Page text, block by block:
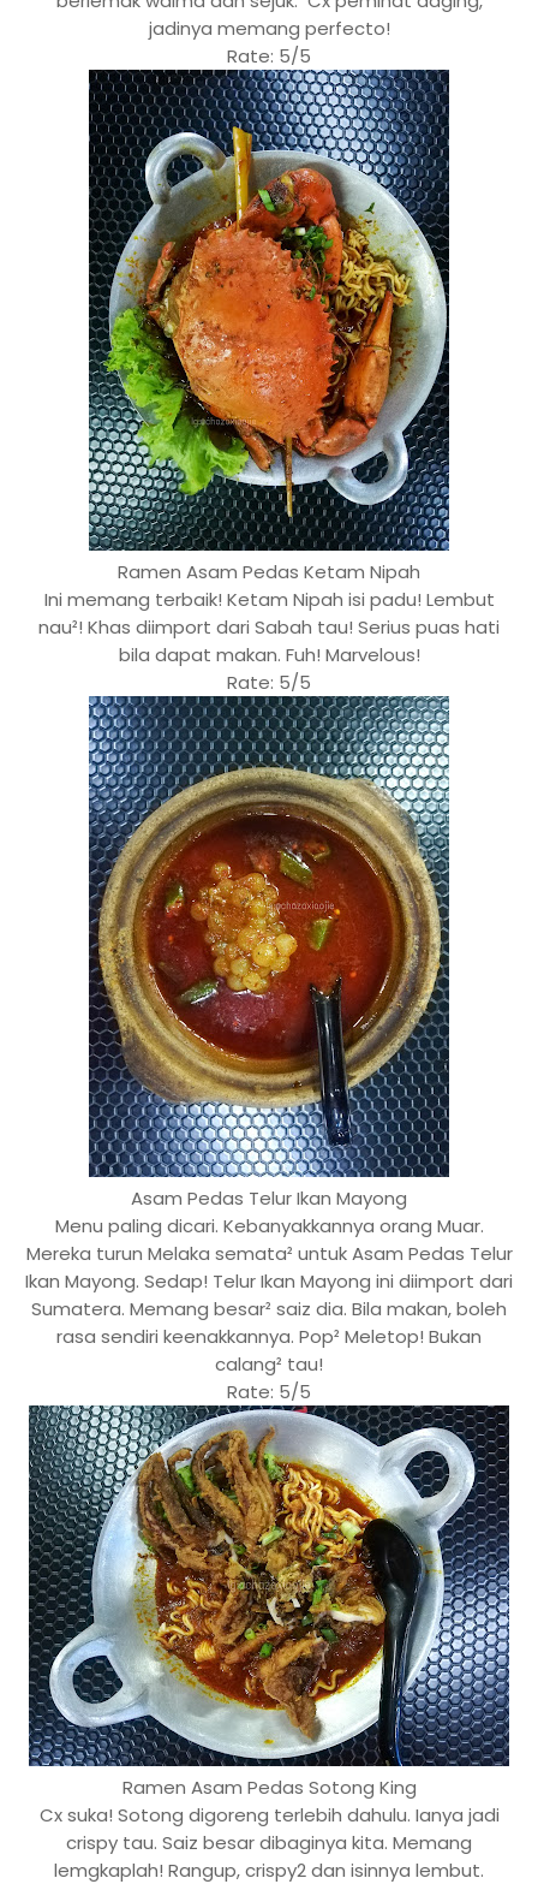
jadinya memang perfecto!
Rate: 5/5
Ramen Asam Pedas Ketam Nipah
Ini memang terbaik! Ketam Nipah isi padu! Lembut
nau²! Khas diimport dari Sabah tau! Serius puas hati
bila dapat makan. Fuh! Marvelous!
Rate: 5/5
Asam Pedas Telur Ikan Mayong
Menu paling dicari. Kebanyakkannya orang Muar.
Mereka turun Melaka semata² untuk Asam Pedas Telur
Ikan Mayong. Sedap! Telur Ikan Mayong ini diimport dari
Sumatera. Memang besar² saiz dia. Bila makan, boleh
rasa sendiri keenakkannya. Pop² Meletop! Bukan
calang² tau!
Rate: 5/5
Ramen Asam Pedas Sotong King
Cx suka! Sotong digoreng terlebih dahulu. Ianya jadi
crispy tau. Saiz besar dibaginya kita. Memang
lemgkaplah! Rangup, crispy2 dan isinnya lembut.